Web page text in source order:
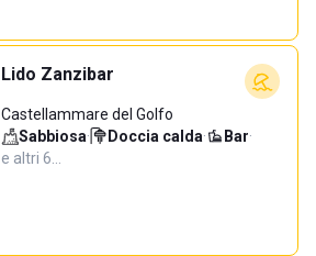
Lido Zanzibar
Castellammare del Golfo
Sabbiosa· Doccia calda· Bar·
e altri 6…